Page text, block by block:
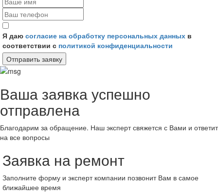
Я даю согласие на обработку персональных данных в
соответствии с политикой конфиденциальности
Отправить заявку
Ваша заявка успешно
отправлена
Благодарим за обращение. Наш эксперт свяжется с Вами и ответит
на все вопросы
Заявка на ремонт
Заполните форму и эксперт компании позвонит Вам в самое
ближайшее время